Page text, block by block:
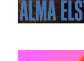
ALMA ELSTE